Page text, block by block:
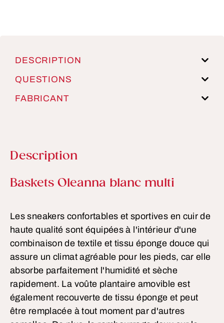
DESCRIPTION
QUESTIONS
FABRICANT
Description
Informations sur le produit
Baskets Oleanna blanc multi
Les sneakers confortables et sportives en cuir de
haute qualité sont équipées à l'intérieur d'une
combinaison de textile et tissu éponge douce qui
assure un climat agréable pour les pieds, car elle
absorbe parfaitement l'humidité et sèche
rapidement. La voûte plantaire amovible est
également recouverte de tissu éponge et peut
être remplacée à tout moment par d'autres